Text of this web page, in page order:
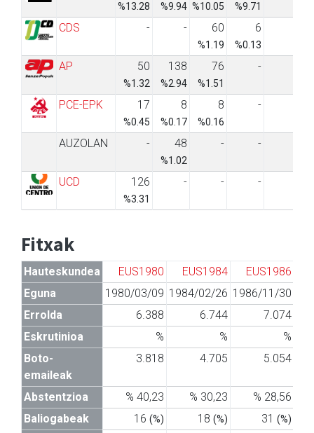
%13.28 %9.94 %10.05 %9.71
CDS - - 60
%1.19
6
%0.13
AP 50
%1.32
138
%2.94
76
%1.51
-
PCE-EPK 17
%0.45
8
%0.17
8
%0.16
-
AUZOLAN - 48
%1.02
- -
UCD 126
%3.31
- - -
Fitxak
Hauteskundea EUS1980 EUS1984 EUS1986
Eguna
1980/03/09 1984/02/26 1986/11/30
Errolda
6.388 6.744
7.074
Eskrutinioa
% %
%
Boto-
emaileak
3.818 4.705 5.054
Abstentzioa % 40,23 % 30,23
% 28,56
Baliogabeak
16 (%) 18 (%) 31 (%)